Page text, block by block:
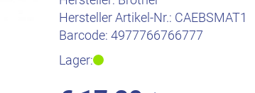
Hersteller Artikel-Nr.: CAEBSMAT1
Barcode:4977766766777
Lager: